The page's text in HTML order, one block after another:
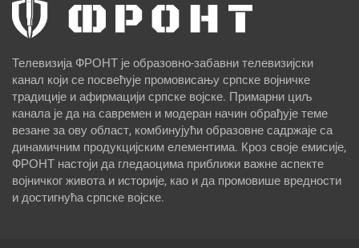
Телевизија ФРОНТ је образовно-забавни телевизијски
канал који се посвећује промовисању српске војничке
традиције и афирмацији српске војске. Примарни циљ
канала је да на савремен и модеран начин обрађује теме
везане за ову област, комбинујући образовне садржаје са
динамичним продукцијским елементима. Кроз своје емисије,
ФРОНТ настоји да гледаоцима приближи важне аспекте
војничког живота и историје, као и да промовише вредности
и достигнућа српске војске.